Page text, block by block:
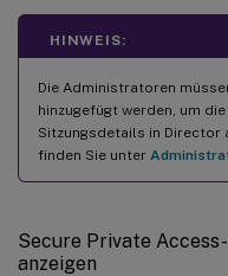
HINWEIS:
Die Administratoren
hinzugefügt werden, um
Sitzungsdetails in Director
finden Sie unter
Secure Private
anzeigen